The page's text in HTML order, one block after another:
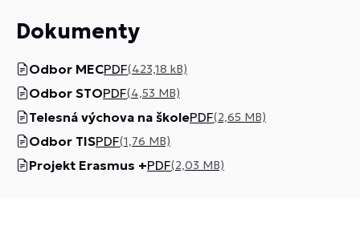
Dokumenty
Odbor MECPDF(423,18 kB)
Odbor STOPDF(4,53 MB)
Telesná výchova na školePDF(2,65 MB)
Odbor TISPDF(1,76 MB)
Projekt Erasmus +PDF(2,03 MB)